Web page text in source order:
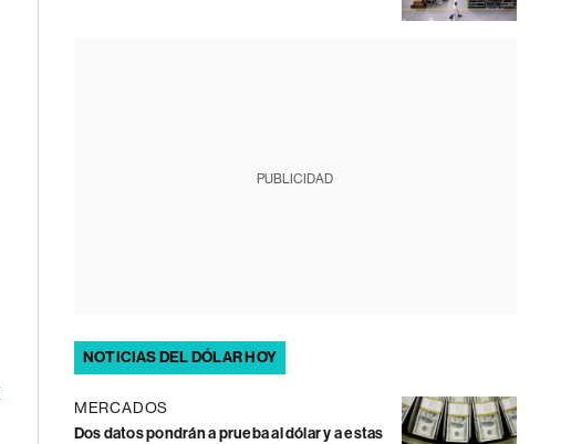
PUBLICIDAD
NOTICIAS DEL DÓLAR HOY
MERCADOS
Dos datos pondrán a prueba al dólar y a estas